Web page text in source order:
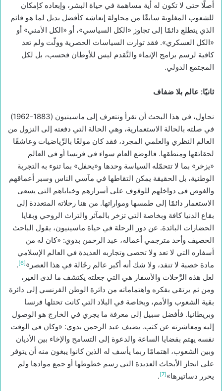
أصلًا حتى لا تكون له أية مساهمة في حياة البشر، وإبعاده كإمكان
للشعوب المغلوبة سابقًا من محاولة إنعاشه كأفضل بديل لما هو قائم
الذي يتطلع دائمًا إلى تجاوز «الكل السياسي»، أو «الكل الأمني» أو
«الكل العسكري». فقد توارت السياسات الحصرية وولّت ولم تعد
كافية لرسم برامج الإنماء والتَّقدم ليس للأوطان فحسب، بل لكل
المجتمع الدولي.
ثانيًا: عالم بلا ضفاف
نحاول، في هذا البحث أن نقرأ ونتعرف إلى ماسينيون (1883-1962)
في صلته بالحالة الاستعمارية، وهي الحالة التي دفعته إلى النزول من
العالم النظري والعلمي المجرد، فقد كان مولعًا بالرِّياضيات وعاشقًا
لحقائقها ومنطقها. فالوضع العام سواء في فرنسا أو في العالم
«يزخر» بما لا تتحمّله السياسة وحدها و«يحفل» بما تنوء به التجربة
الوطنية، بل الحقيقة يمكن التقاطها في مآسي الناس وسبر أعماقهم
والغوص في دواخلهم للوقوف على أسرارهم وخباياهم التي يسعى
الاستعمار دائمًا إلى طمسها ومواراتها. من هنا رحلاته المتعددة إلى
بقاع الدنيا كافة وبخاصة التي تزخر بالمآثر والتراث الروحي وبقايا
الحضارات البائدة. عن دور الرحلة في حياة ماسينيون، يقول الباحث
الحصيف وأحد مترجمي أعماله، عبد الرحمن بدوي: «كان له من
أسفاره التي لا تعد ولا تحصى وتجاربه العديدة في العالم الإسلامي
مادة خصبة لا تنفد، ولا شك أنه أكبر عالم رحّالة في هذا العصر»[6]
.
لعل هذه الرَّحلات والأسفار هي التي جعلته يكتشف ما لدى الغير،
ومن ثم يرتقي بفكره واهتماماته من دائرة الوطن الفرنسي إلى دائرة
بقية الشعوب والأمم، وبخاصة في البلاد التي كانت تحتلها فرنسا
وبريطانيا. فأفضل سبيل إلى معرفة ما يجري في الخارج هو الوصول
إليه ومعاشرته عن كثب. يضيف عبد الرحمن بدوي: «وكان في الوقت
نفسه يهتم بقضايا الساعة والدعوة إلى التسامح والإخاء بين الأديان
وبين الشعوب، اهتمامًا ربما يأسف له الذين كانوا يبغون منه أن يتوفر
على انجاز الأبحاث العديدة التي رسم خطوطها أو جمع موادها ولم
يحرر دساتيرها»[7]
.